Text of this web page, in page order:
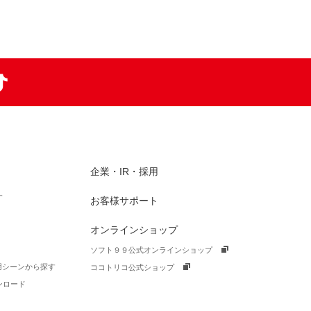
ーンから探す
ロード
企業・IR・採用
お客様サポート
オンラインショップ
ソフト９９公式オンラインショップ
ココトリコ公式ショップ